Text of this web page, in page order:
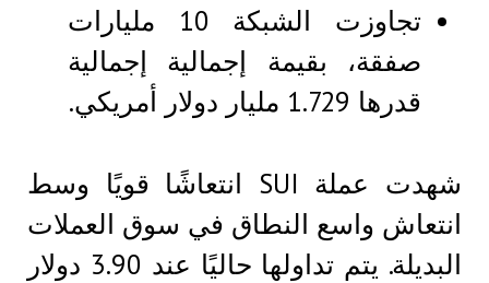
تجاوزت الشبكة 10 مليارات
صفقة، بقيمة إجمالية إجمالية
قدرها 1.729 مليار دولار أمريكي.
شهدت عملة SUI انتعاشًا قويًا وسط
انتعاش واسع النطاق في سوق العملات
البديلة. يتم تداولها حاليًا عند 3.90 دولار